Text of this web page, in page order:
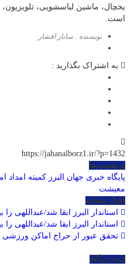
یخچال، ماشین لباسشویی،
است.
نویسنده : ساناز افشار
به اشتراک بگذارید :
https://jahanalborz1.ir/?p=1432
برچسب ها
پایگاه خبری جهان البرز کمیته امداد
معیشت
اخبار مشابه
استاندار البرز ابقا شد/عبداللهی
استاندار البرز ابقا شد/عبداللهی
تحقق عبور از حراج اماکن
ثبت دیدگاه